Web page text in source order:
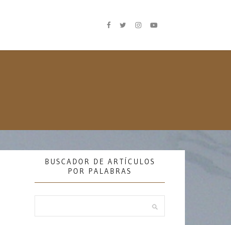
BUSCADOR DE ARTÍCULOS
POR PALABRAS